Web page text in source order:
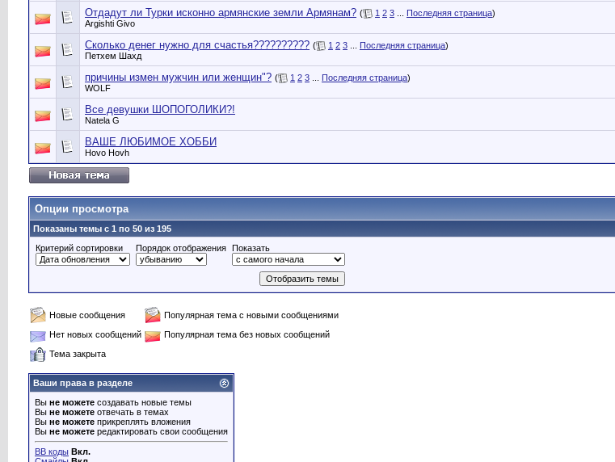
Отдадут ли Турки исконно армянские земли Армянам? ( 1 2 3 Последняя страница)
Argishti Givo
Сколько денег нужно для счастья?????????? ( 1 2 3 Последняя страница)
Петхем Шахд
причины измен мужчин или женщин"? ( 1 2 3 Последняя страница)
WOLF
Все девушки ШОПОГОЛИКИ?!
Natela G
ВАШЕ ЛЮБИМОЕ ХОББИ
Hovo Hovh
Опции просмотра
Показаны темы с 1 по 50 из 195
Критерий сортировки
Порядок отображения Показать
Новые сообщения
Популярная тема с новыми сообщениями
Нет новых сообщений
Популярная тема без новых сообщений
Тема закрыта
Ваши права в разделе
Вы не можете создавать новые темы
Вы не можете отвечать в темах
Вы не можете прикреплять вложения
Вы не можете редактировать свои сообщения
BB коды Вкл.